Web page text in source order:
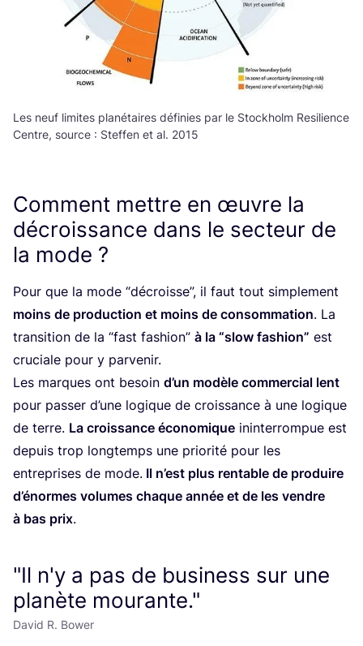
Les neuf limites planétaires définies par le Stockholm Resilience
Centre, source : Steffen et al. 2015
Comment mettre en œuvre la
décroissance dans le secteur de
la mode ?
Pour que la mode “décroisse”, il faut tout sim­ple­ment
moins de pro­duc­tion et moins de consom­ma­tion. La
tran­si­tion de la “fast fashion” à la “slow fashion” est
cru­ciale pour y parvenir.
Les marques ont besoin d’un modèle com­mer­cial lent
pour pas­ser d’une logique de crois­sance à une logique
de terre. La crois­sance éco­no­mique inin­ter­rom­pue est
depuis trop long­temps une prio­ri­té pour les
entre­prises de mode. Il n’est plus ren­table de pro­duire
d’é­normes volumes chaque année et de les vendre
à bas prix.
"Il n'y a pas de business sur une
planète mourante."
David R. Bower